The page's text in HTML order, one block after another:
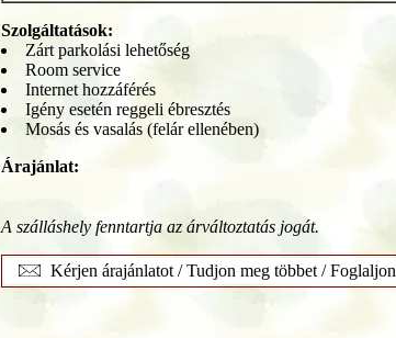
Szolgáltatások:
Zárt parkolási lehetőség
Room service
Internet hozzáférés
Igény esetén reggeli ébresztés
Mosás és vasalás (felár ellenében)
Árajánlat:
A szálláshely fenntartja az árváltoztatás jogát.
Kérjen árajánlatot / Tudjon meg többet / Foglaljon